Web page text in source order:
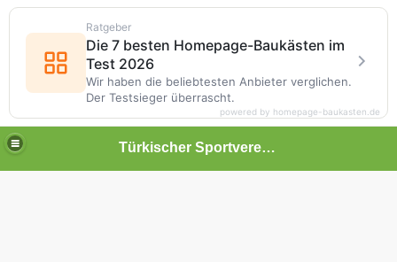
Türkischer Sportverein Calw
Ratgeber
Die 7 besten Homepage-Baukästen im
Test 2026
Wir haben die beliebtesten Anbieter verglichen.
Der Testsieger überrascht.
powered by homepage-baukasten.de